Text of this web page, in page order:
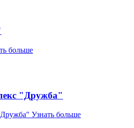
больше
"Дружба"
Узнать больше